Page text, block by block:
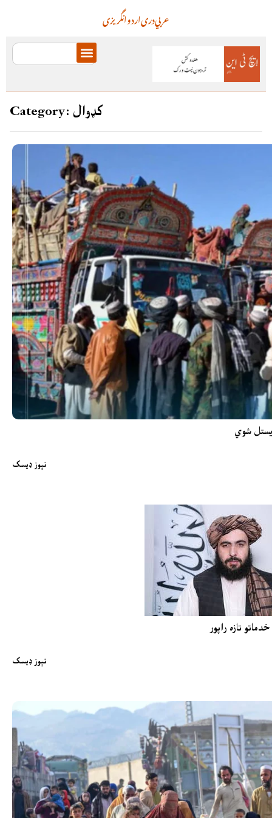
انگریزیاردودریعربي
Category: کډوال
نېوز ډیسک
تازه راپور
نېوز ډیسک